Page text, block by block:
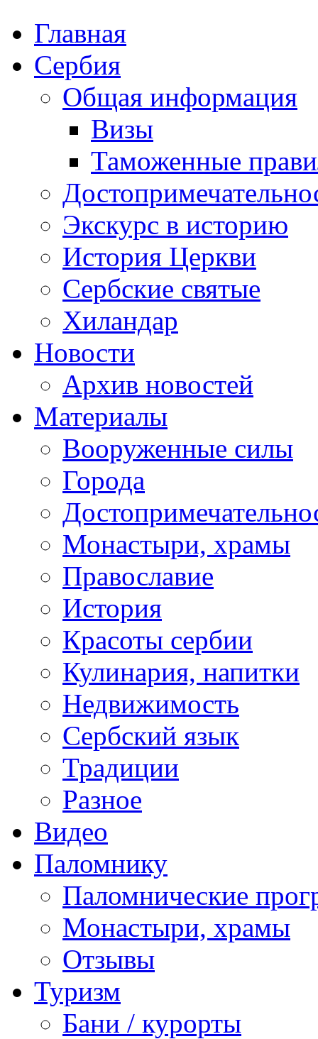
Главная
Сербия
Общая информация
Визы
Таможенные
Экскурс в историю
История Церкви
Сербские святые
Хиландар
Новости
Архив новостей
Материалы
Вооруженные силы
Города
Монастыри, храмы
Православие
История
Красоты сербии
Кулинария, напитки
Недвижимость
Сербский язык
Традиции
Разное
Видео
Паломнику
Паломнические
Монастыри, храмы
Отзывы
Туризм
Бани / курорты